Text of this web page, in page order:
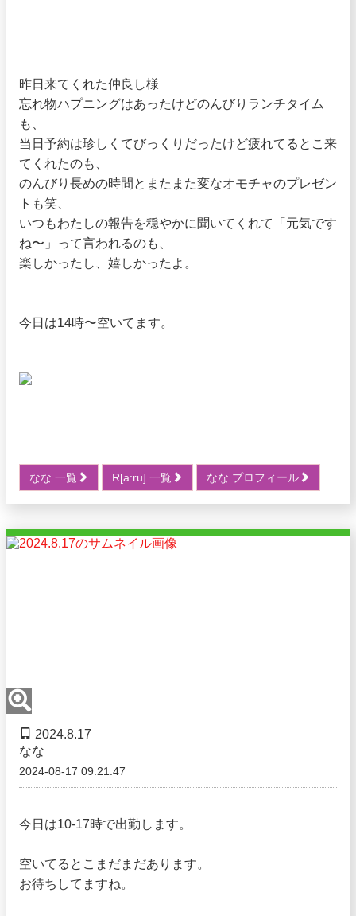
昨日来てくれた仲良し様
忘れ物ハプニングはあったけどのんびりランチタイム
も、
当日予約は珍しくてびっくりだったけど疲れてるとこ来
てくれたのも、
のんびり長めの時間とまたまた変なオモチャのプレゼン
トも笑、
いつもわたしの報告を穏やかに聞いてくれて「元気です
ね〜」って言われるのも、
楽しかったし、嬉しかったよ。
今日は14時〜空いてます。
なな 一覧 R[a:ru] 一覧 なな プロフィール
2024.8.17
なな
2024-08-17 09:21:47
今日は10-17時で出勤します。
空いてるとこまだまだあります。
お待ちしてますね。